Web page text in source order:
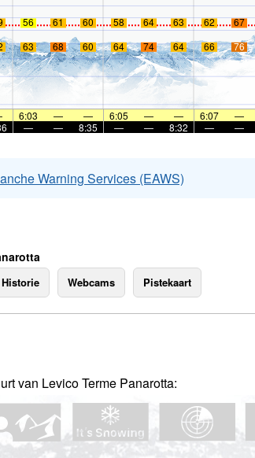
56 61 60 58 64 63 62 67
63 68 60 64 74 64 66 76
6:03 — — 6:05 — — 6:07 —
— — 8:35 — — 8:32 — —
Warning Services (EAWS)
Historie Webcams Pistekaart
van Levico Terme Panarotta: